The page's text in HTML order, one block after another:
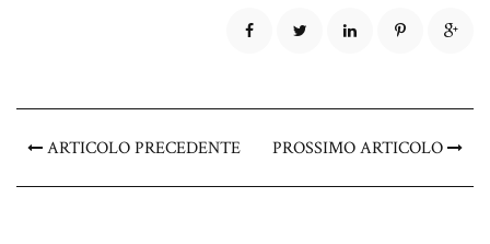
ARTICOLO PRECEDENTE PROSSIMO ARTICOLO